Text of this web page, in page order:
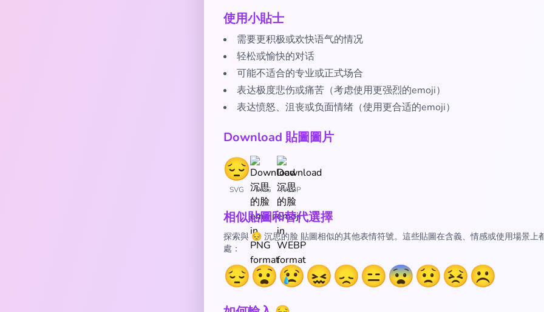
使用小貼士
需要更积极或欢快语气的情况
轻松或愉快的对话
可能不适合的专业或正式场合
表达极度悲伤或痛苦（考虑使用更强烈的emoji）
表达愤怒、沮丧或负面情绪（使用更合适的emoji）
Download 貼圖圖片
SVG PNG WEBP
相似貼圖和替代選擇
探索與 😔 沉思的脸 貼圖相似的其他表情符號。這些貼圖在含義、情感或使用場景上
處：
😔😧😢😖😞😑😨😟😣☹️